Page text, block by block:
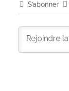
S’abonner